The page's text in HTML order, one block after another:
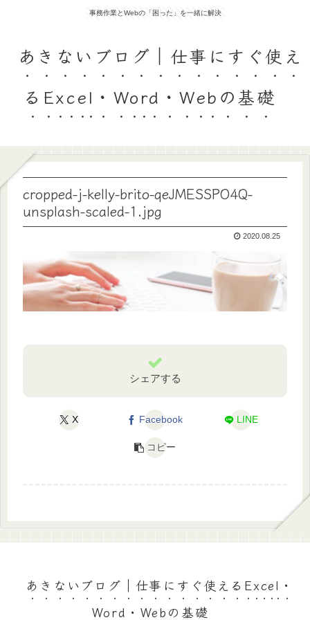
事務作業とWebの「困った」を一緒に解決
あきないブログ｜仕事にすぐ使え
るExcel・Word・Webの基礎
cropped-j-kelly-brito-qeJMESSPO4Q-
unsplash-scaled-1.jpg
2020.08.25
シェアする
X Facebook LINE
コピー
あきないブログ｜仕事にすぐ使えるExcel・
Word・Webの基礎